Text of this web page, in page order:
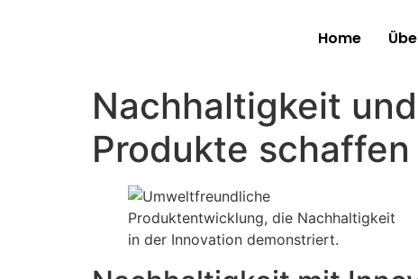
Home
Nachhaltigkeit
Produkte schaffen